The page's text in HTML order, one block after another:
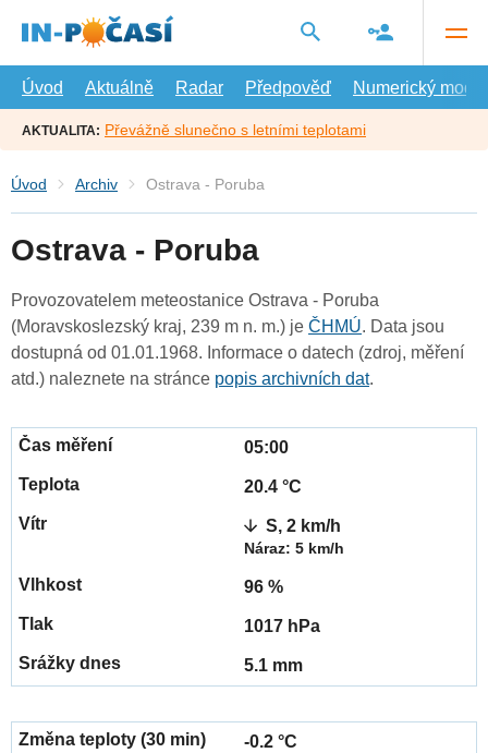
hlavní
Úvod
Aktuálně Radar Předpověď Numerický model
AKTUALITA: Převážně slunečno s letními teplotami
Úvod Archiv Ostrava - Poruba
Ostrava - Poruba
Provozovatelem meteostanice Ostrava - Poruba
(Moravskoslezský kraj, 239 m n. m.) je ČHMÚ. Data jsou
dostupná od 01.01.1968. Informace o datech (zdroj, měření
atd.) naleznete na stránce popis archivních dat.
05:00
20.4 °C
S, 2 km/h
Náraz: 5 km/h
96 %
1017 hPa
5.1 mm
-0.2 °C